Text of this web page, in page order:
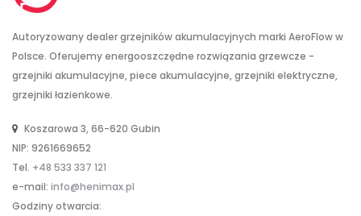
Autoryzowany dealer grzejników akumulacyjnych marki AeroFlow w
Polsce. Oferujemy energooszczędne rozwiązania grzewcze -
grzejniki akumulacyjne, piece akumulacyjne, grzejniki elektryczne,
grzejniki łazienkowe.
Koszarowa 3, 66-620 Gubin
NIP: 9261669652
Tel. +48 533 337 121
e-mail: info@henimax.pl
Godziny otwarcia: